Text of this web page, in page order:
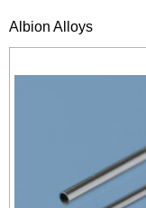
Albion Alloys